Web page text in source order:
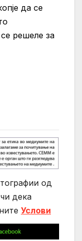
да се
решеле за
од
дека
Услови